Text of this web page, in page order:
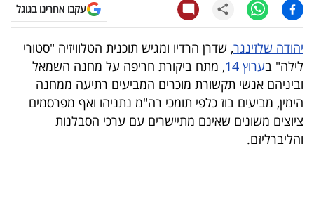
טלוויזיה
עסקי
ספורט
קריירה
ולימודים
עקבו אחרינו בגוגל
יהודה שלזינגר, שדרן הרדיו ומגיש תוכנית הטלוויזיה "סטורי
לילה" בערוץ 14
, מתח ביקורת חריפה על מחנה השמאל
וביניהם אנשי תקשורת מוכרים המביעים רתיעה ממחנה
הימין, מביעים בוז כלפי תומכי רה"מ נתניהו ואף מפרסמים
ציוצים משונים שאינם מתיישרים עם ערכי הסבלנות
והליברליזם.